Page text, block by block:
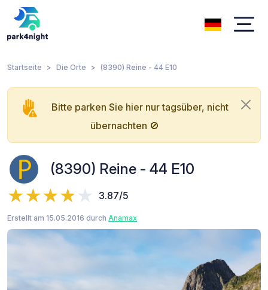
Startseite Die Orte (8390) Reine - 44 E10
Bitte parken Sie hier nur tagsüber, nicht
übernachten 🚫
(8390) Reine - 44 E10
3.87/5
Erstellt am 15.05.2016 durch Anamax